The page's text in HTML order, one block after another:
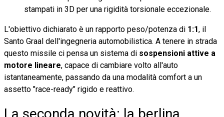
stampati in 3D per una rigidità torsionale eccezionale.
L'obiettivo dichiarato è un rapporto peso/potenza di 1:1, il
Santo Graal dell'ingegneria automobilistica. A tenere in strada
questo missile ci pensa un sistema di sospensioni attive a
motore lineare, capace di cambiare volto all'auto
istantaneamente, passando da una modalità comfort a un
assetto "race-ready" rigido e reattivo.
La seconda novità: la berlina